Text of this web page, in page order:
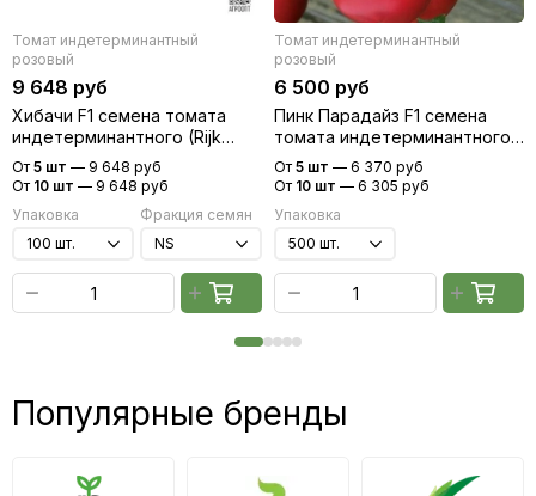
Томат индетерминантный
розовый
9 648 руб
Хибачи F1 семена томата
индетерминантного (Rijk
Zwaan / Райк Цваан)
От 5 шт — 9 648 руб
От 10 шт — 9 648 руб
Упаковка
Фракция семян
Томат индетерминантный
розовый
6 500 руб
Пинк Парадайз F1 семена
томата индетерминантного
(Sakata / Саката)
От 5 шт — 6 370 руб
От 10 шт — 6 305 руб
Упаковка
Популярные бренды